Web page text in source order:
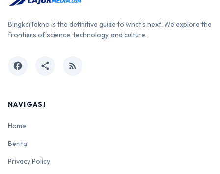
BingkaiTekno is the definitive guide to what's next. We explore the
frontiers of science, technology, and culture.
facebook share rss_feed
NAVIGASI
Home
Berita
Privacy Policy